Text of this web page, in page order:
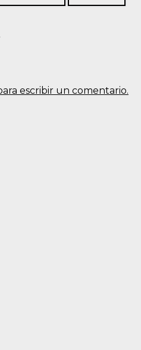
escribir un comentario.